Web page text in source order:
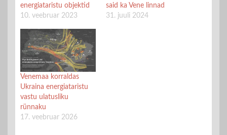
energiataristu objektid
10. veebruar 2023
said ka Vene linnad
31. juuli 2024
Venemaa korraldas
Ukraina energiataristu
vastu ulatusliku
rünnaku
17. veebruar 2026